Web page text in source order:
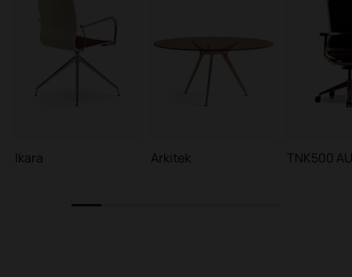
Ikara Arkitek TNK500